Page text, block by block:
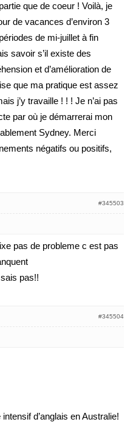
que de coeur ! Voilà, je
de vacances d’environ 3
de mi-juillet à fin
savoir s’il existe des
et d’amélioration de
que ma pratique est assez
j’y travaille ! ! ! Je n’ai pas
par où je démarrerai mon
Sydney. Merci
négatifs ou positifs,
#345503
pas de probleme c est pas
pas!!
#345504
d’anglais en Australie!